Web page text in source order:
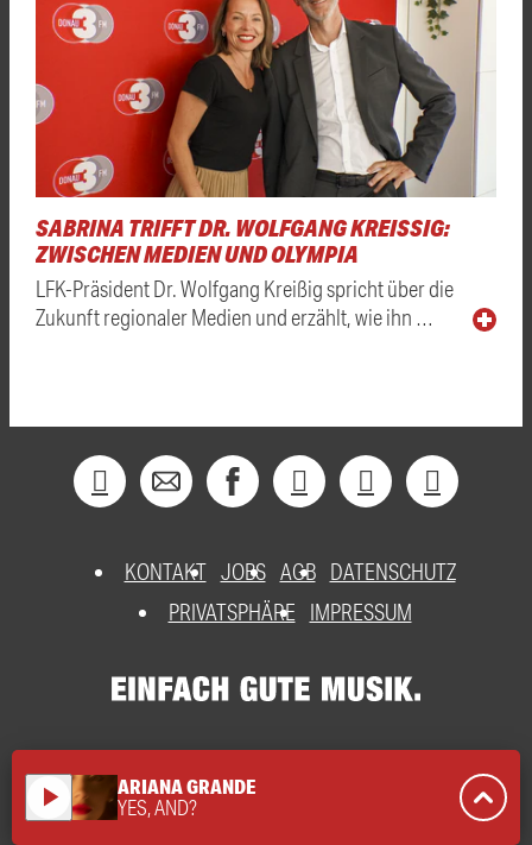
SABRINA TRIFFT DR. WOLFGANG KREISSIG: Z
WISCHEN MEDIEN UND OLYMPIA
LFK-Präsident Dr. Wolfgang Kreißig spricht über die
Zukunft regionaler Medien und erzählt, wie ihn …
KONTAKT JOBS AGB DATENSCHUTZ
PRIVATSPHÄRE
IMPRESSUM
play_arrow ARIANA GRANDE
YES, AND?